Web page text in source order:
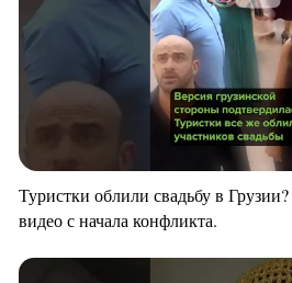
Туристки облили свадьбу в
видео с начала конфликта.